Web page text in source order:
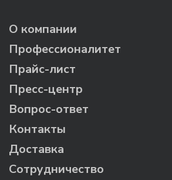
О компании
Профессионалитет
Прайс-лист
Пресс-центр
Вопрос-ответ
Контакты
Доставка
Сотрудничество